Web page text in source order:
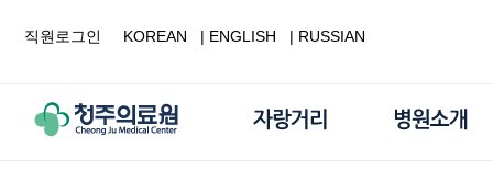
직원로그인 KOREAN | ENGLISH | RUSSIAN